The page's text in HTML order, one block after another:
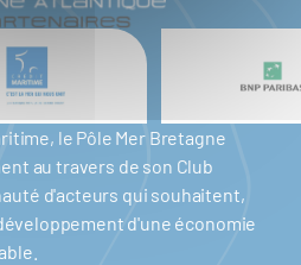
le Pôle Mer Bretagne
au travers de son Club
d'acteurs qui souhaitent,
d'une économie